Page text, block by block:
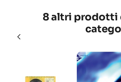
8 altri prodotti